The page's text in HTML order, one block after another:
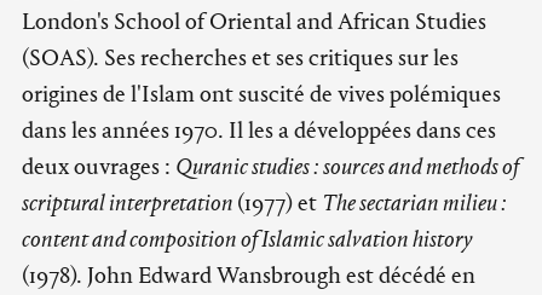
London's School of Oriental and African Studies
(SOAS). Ses recherches et ses critiques sur les
origines de l'Islam ont suscité de vives polémiques
dans les années 1970. Il les a développées dans ces
deux ouvrages : Quranic studies : sources and methods of
scriptural interpretation (1977) et The sectarian milieu :
content and composition of Islamic salvation history
(1978). John Edward Wansbrough est décédé en